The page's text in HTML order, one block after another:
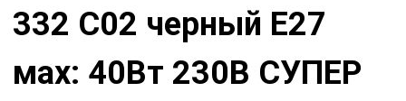
332 C02 черный E27
мах: 40Вт 230В СУПЕР